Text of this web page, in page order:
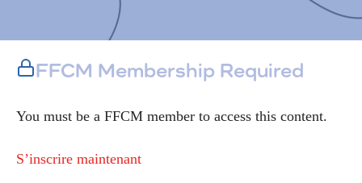
FFCM Membership Required
You must be a FFCM member to access this content.
S’inscrire maintenant